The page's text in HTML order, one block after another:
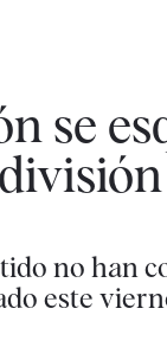
se
no han
este